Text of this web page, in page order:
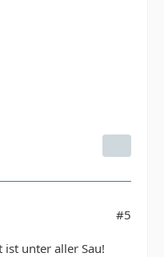
#5
unter aller Sau!